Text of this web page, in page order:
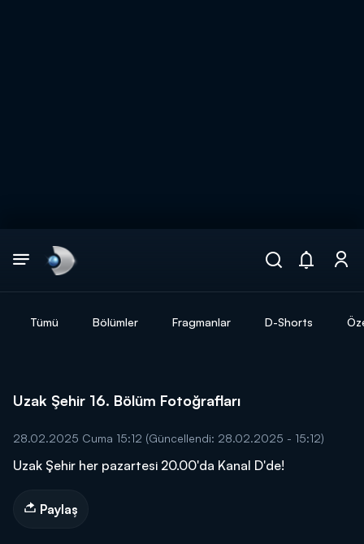
Tümü Bölümler Fragmanlar D-Shorts
Uzak Şehir 16. Bölüm Fotoğrafları
28.02.2025 Cuma 15:12 (Güncellendi: 28.02.2025 - 15:12)
Uzak Şehir her pazartesi 20.00'da Kanal D'de!
Paylaş